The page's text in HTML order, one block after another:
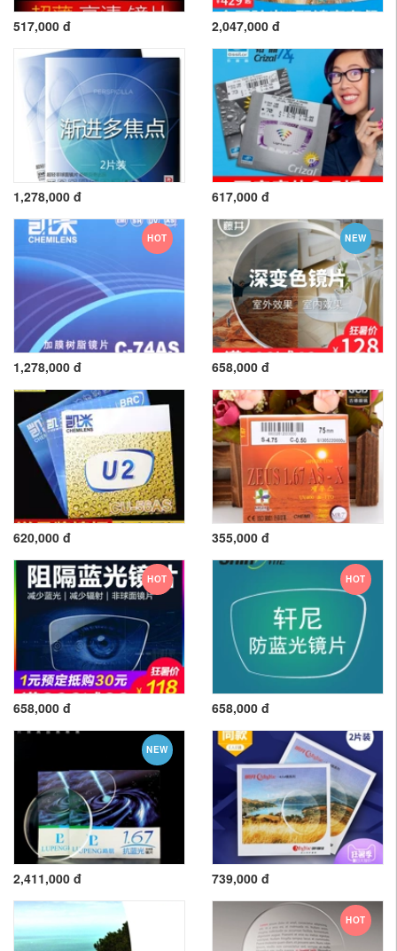
517,000 đ 2,047,000 đ
1,278,000 đ 617,000 đ
HOT
1,278,000 đ
NEW
658,000 đ
620,000 đ 355,000 đ
HOT
658,000 đ
HOT
658,000 đ
NEW
2,411,000 đ 739,000 đ
HOT